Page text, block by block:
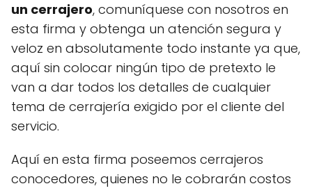
un cerrajero, comuníquese con nosotros en
esta firma y obtenga un atención segura y
veloz en absolutamente todo instante ya que,
aquí sin colocar ningún tipo de pretexto le
van a dar todos los detalles de cualquier
tema de cerrajería exigido por el cliente del
servicio.
Aquí en esta firma poseemos cerrajeros
conocedores, quienes no le cobrarán costos